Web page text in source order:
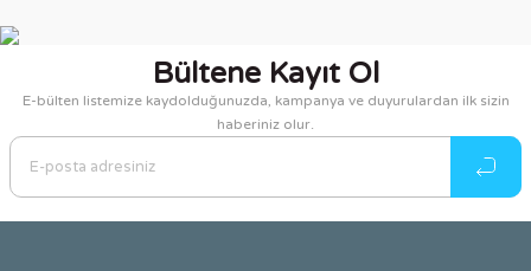
Görüş ve önerileriniz için teşekkür ederiz.
Ürün resmi kalitesiz, bozuk veya görüntülenemiyor.
Ürün açıklamasında eksik bilgiler bulunuyor.
Ürün bilgilerinde hatalar bulunuyor.
Bültene Kayıt Ol
E-bülten listemize kaydolduğunuzda, kampanya ve duyurulardan ilk sizin
haberiniz olur.